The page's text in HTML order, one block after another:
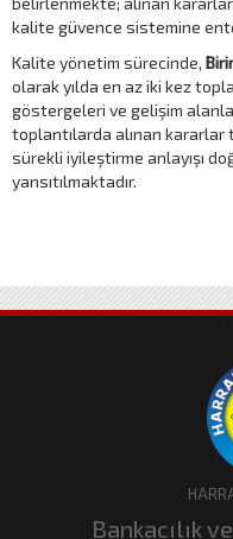
kalite güvence sistemine
Kalite yönetim sürecinde,
olarak yılda en az iki kez
göstergeleri ve gelişim
toplantılarda alınan
sürekli iyileştirme anlayışı
yansıtılmaktadır.
Bankacılık